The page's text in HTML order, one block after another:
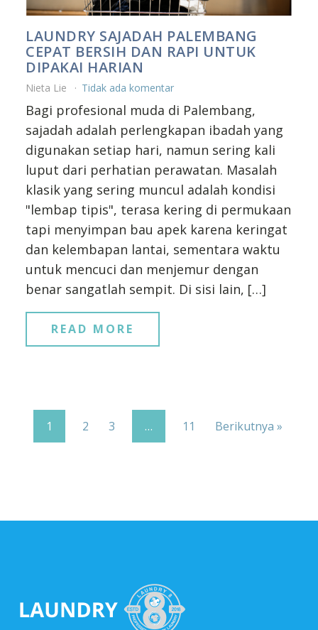
LAUNDRY SAJADAH PALEMBANG
CEPAT BERSIH DAN RAPI UNTUK
DIPAKAI HARIAN
Nieta Lie Tidak ada komentar
Bagi profesional muda di Palembang,
sajadah adalah perlengkapan ibadah yang
digunakan setiap hari, namun sering kali
luput dari perhatian perawatan. Masalah
klasik yang sering muncul adalah kondisi
"lembap tipis", terasa kering di permukaan
tapi menyimpan bau apek karena keringat
dan kelembapan lantai, sementara waktu
untuk mencuci dan menjemur dengan
benar sangatlah sempit. Di sisi lain, […]
READ MORE
1 2 3 … 11 Berikutnya »